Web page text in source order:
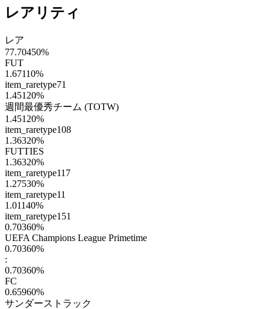
レアリティ
レア
77.70450%
FUT
1.67110%
item_raretype71
1.45120%
週間最優秀チーム (TOTW)
1.45120%
item_raretype108
1.36320%
FUTTIES
1.36320%
item_raretype117
1.27530%
item_raretype11
1.01140%
item_raretype151
0.70360%
UEFA Champions League Primetime
0.70360%
:
0.70360%
FC
0.65960%
サンダーストラック